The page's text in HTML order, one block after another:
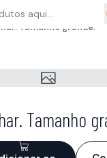
especializada para
Tamanho grande.
Tamanho